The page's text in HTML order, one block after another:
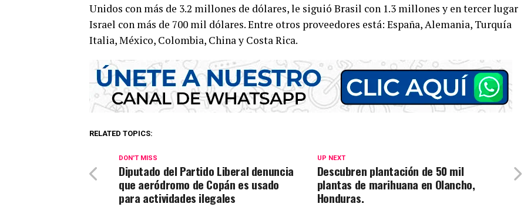
Unidos con más de 3.2 millones de dólares, le siguió Brasil con 1.3 millones y en tercer lugar
Israel con más de 700 mil dólares. Entre otros proveedores está: España, Alemania, Turquía
Italia, México, Colombia, China y Costa Rica.
RELATED TOPICS:
UP NEXT
Descubren plantación de 50 mil
plantas de marihuana en Olancho,
Honduras.
DON'T MISS
Diputado del Partido Liberal denuncia
que aeródromo de Copán es usado
para actividades ilegales